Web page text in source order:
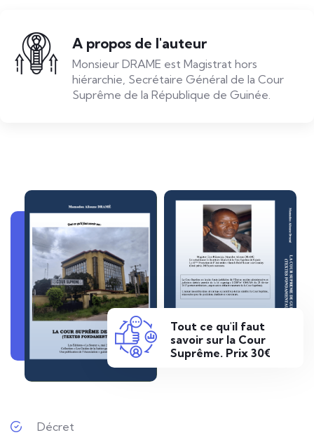
A propos de l'auteur
Monsieur DRAME est Magistrat hors
hiérarchie, Secrétaire Général de la Cour
Suprême de la République de Guinée.
Tout ce qu'il faut
savoir sur la Cour
Suprême. Prix 30€
Décret